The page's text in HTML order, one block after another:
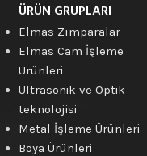
ÜRÜN GRUPLARI
Elmas Zımparalar
Elmas Cam İşleme
Ürünleri
Ultrasonik ve Optik
teknolojisi
Metal İşleme Ürünleri
Boya Ürünleri